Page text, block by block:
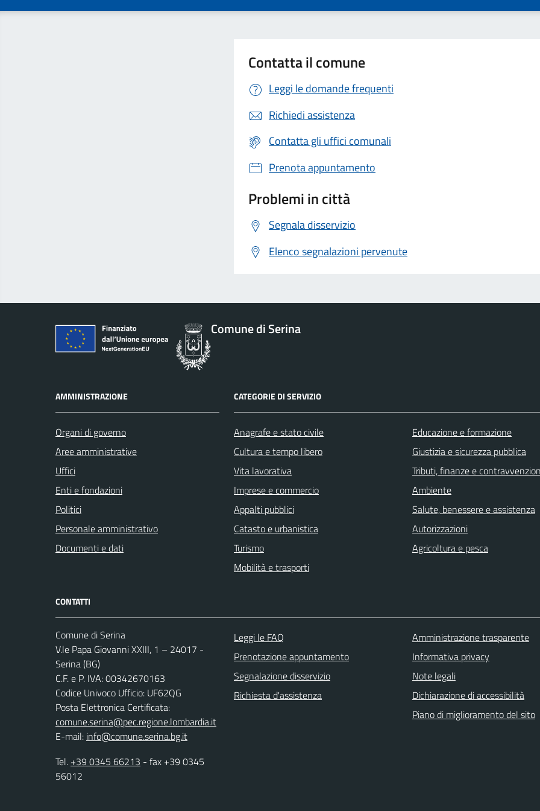
Contatta il comune
Leggi le domande frequenti
Richiedi assistenza
Contatta gli uffici comunali
Prenota appuntamento
Problemi in città
Segnala disservizio
Elenco segnalazioni pervenute
Comune di Serina
AMMINISTRAZIONE
Organi di governo
Aree amministrative
Uffici
Enti e fondazioni
Politici
Personale amministrativo
Documenti e dati
CATEGORIE DI SERVIZIO
Anagrafe e stato civile
Cultura e tempo libero
Vita lavorativa
Imprese e commercio
Appalti pubblici
Catasto e urbanistica
Turismo
Mobilità e trasporti
Educazione e formazione
Giustizia e sicurezza pubblica
Tributi, finanze e
Ambiente
Salute, benessere e assistenza
Autorizzazioni
Agricoltura e pesca
CONTATTI
Comune di Serina
V.le Papa Giovanni XXIII, 1 – 24017 -
Serina (BG)
C.F. e P. IVA: 00342670163
Codice Univoco Ufficio: UF62QG
Posta Elettronica Certificata:
comune.serina@pec.regione.lombardia.it
E-mail: info@comune.serina.bg.it
Tel. +39 0345 66213 - fax +39 0345
56012
Leggi le FAQ
Prenotazione appuntamento
Segnalazione disservizio
Richiesta d'assistenza
Amministrazione trasparente
Informativa privacy
Note legali
Dichiarazione di accessibilità
Piano di miglioramento del sito